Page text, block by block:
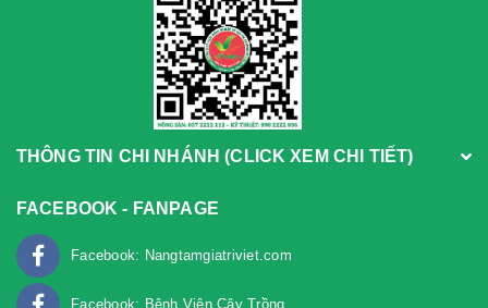
THÔNG TIN CHI NHÁNH (CLICK XEM CHI TIẾT)
FACEBOOK - FANPAGE
Facebook: Nangtamgiatriviet.com
Facebook: Bệnh Viện Cây Trồng